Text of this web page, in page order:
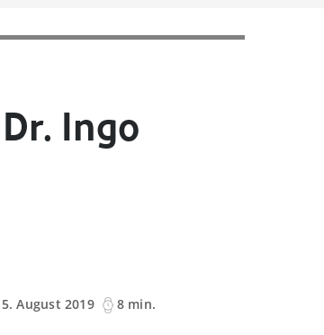
Ingo
August 2019
8 min.